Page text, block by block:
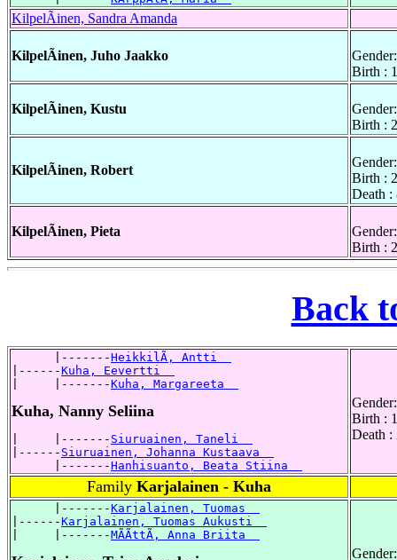
KilpelÃinen, Sandra Amanda
KilpelÃinen, Juho Jaakko
Birth :
KilpelÃinen, Kustu
Birth :
KilpelÃinen, Robert
Birth :
Death
KilpelÃinen, Pieta
Birth :
Back
      |-------
HeikkilÃ, Antti
|------Kuha, Eevertti
|     |-------Kuha, Margareeta
Kuha, Nanny Seliina
|     |------- Siuruainen, Taneli
|------ Siuruainen, Johanna Kustaava
      |-------
Hanhisuanto, Beata Stiina
Birth :
Death :
Family Karjalainen - Kuha
      |-------
Karjalainen, Tuomas
|------Karjalainen, Tuomas Aukusti
|     |-------MÃÃttÃ, Anna Briita